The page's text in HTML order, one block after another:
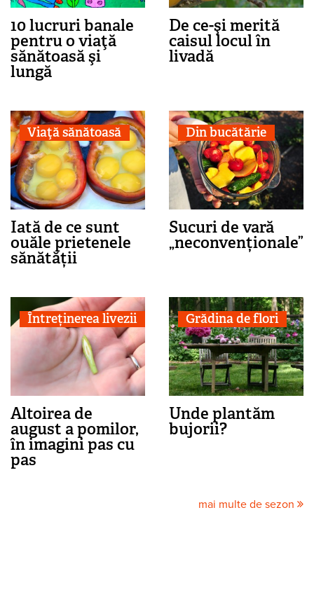
10 lucruri banale
pentru o viaţă
sănătoasă şi
lungă
De ce-şi merită
caisul locul în
livadă
Viaţă sănătoasă
Iată de ce sunt
ouăle prietenele
sănătății
Din bucătărie
Sucuri de vară
„neconvenționale”
Întreținerea livezii
Altoirea de
august a pomilor,
în imagini pas cu
pas
Grădina de flori
Unde plantăm
bujorii?
mai multe de sezon